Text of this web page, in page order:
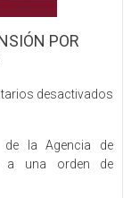
POR
desactivados
de la Agencia de
a una orden de